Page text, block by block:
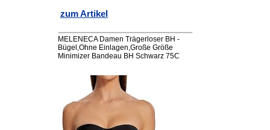
zum Artikel
MELENECA Damen Trägerloser BH -
Bügel,Ohne Einlagen,Große Größe
Minimizer Bandeau BH Schwarz 75C